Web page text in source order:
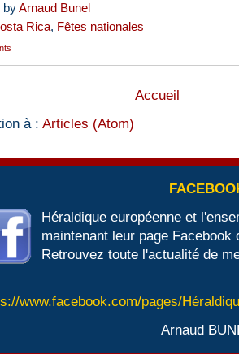
byArnaud Bunel
Rica, Fêtes nationales
Accueil
à : Articles (Atom)
Héraldique européenne et
maintenant leur page Facebook
Retrouvez toute l'actualité de
www.facebook.com/pages/
Arnaud